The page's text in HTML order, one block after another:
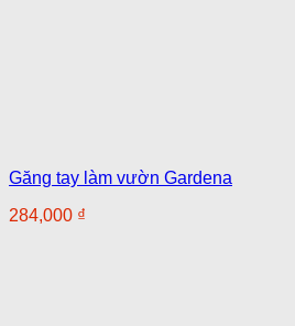
Găng tay làm vườn Gardena
284,000 ₫